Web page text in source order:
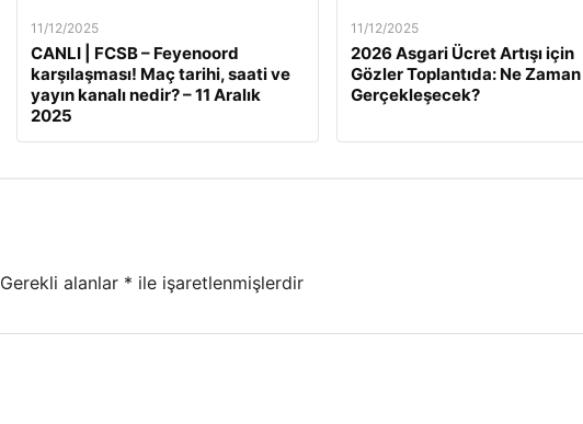
11/12/2025
CANLI | FCSB – Feyenoord
karşılaşması! Maç tarihi, saati ve
yayın kanalı nedir? – 11 Aralık
2025
11/12/2025
2026 Asgari Ücret Artışı için
Gözler Toplantıda: Ne Zaman
Gerçekleşecek?
Gerekli alanlar * ile işaretlenmişlerdir